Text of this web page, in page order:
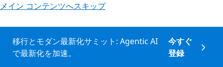
メイン コンテンツへスキップ
移行とモダン最新化サミット: Agentic AI
で最新化を加速。
今すぐ
登録